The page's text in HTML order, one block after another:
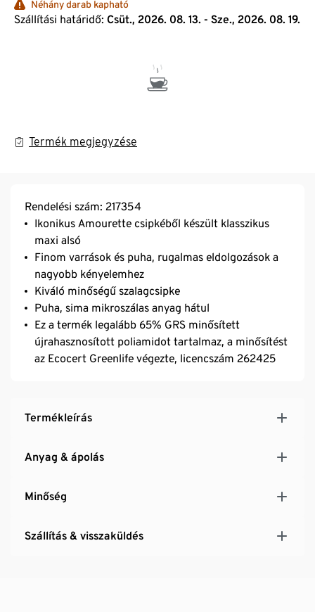
Néhány darab kapható
Szállítási határidő: Csüt., 2026. 08. 13. - Sze., 2026. 08. 19.
Termék megjegyzése
Rendelési szám: 217354
Ikonikus Amourette csipkéből készült klasszikus
maxi alsó
Finom varrások és puha, rugalmas eldolgozások a
nagyobb kényelemhez
Kiváló minőségű szalagcsipke
Puha, sima mikroszálas anyag hátul
Ez a termék legalább 65% GRS minősített
újrahasznosított poliamidot tartalmaz, a minősítést
az Ecocert Greenlife végezte, licencszám 262425
Termékleírás
Anyag & ápolás
Minőség
Szállítás & visszaküldés